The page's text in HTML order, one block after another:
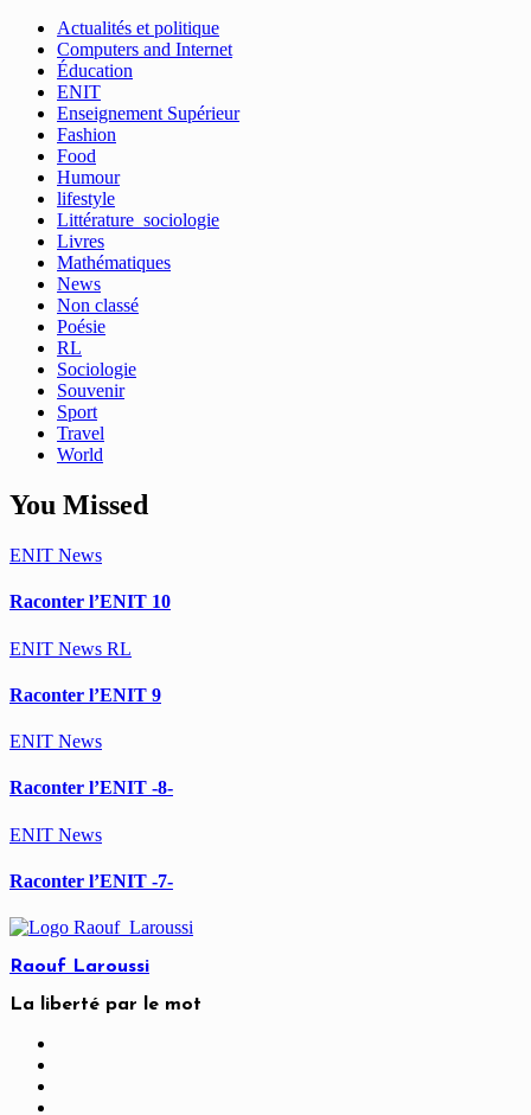
Actualités et politique
Computers and Internet
Éducation
ENIT
Enseignement Supérieur
Fashion
Food
Humour
lifestyle
Littérature_sociologie
Livres
Mathématiques
News
Non classé
Poésie
RL
Sociologie
Souvenir
Sport
Travel
World
You Missed
ENIT News
Raconter l’ENIT 10
ENIT News RL
Raconter l’ENIT 9
ENIT News
Raconter l’ENIT -8-
ENIT News
Raconter l’ENIT -7-
Raouf Laroussi
La liberté par le mot